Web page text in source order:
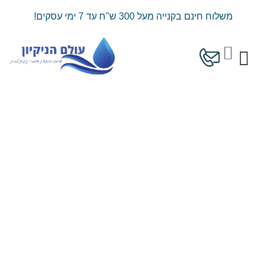
משלוח חינם בקנייה מעל 300 ש"ח עד 7 ימי עסקים!
עגלת
קניות